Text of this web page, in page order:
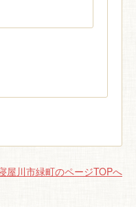
屋川市緑町のページTOPへ